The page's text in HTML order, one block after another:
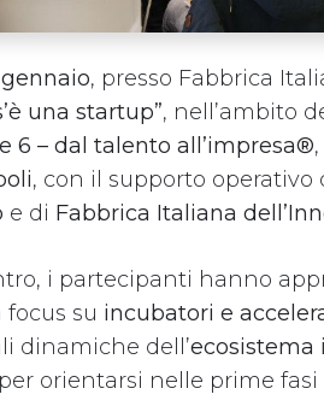
, presso Fabbrica
una startup”, nell’ambito
6 – dal talento all’impresa®
, con il supporto operativo
e di Fabbrica Italiana
i partecipanti hanno
focus su incubatori e
dinamiche dell’
orientarsi nelle prime